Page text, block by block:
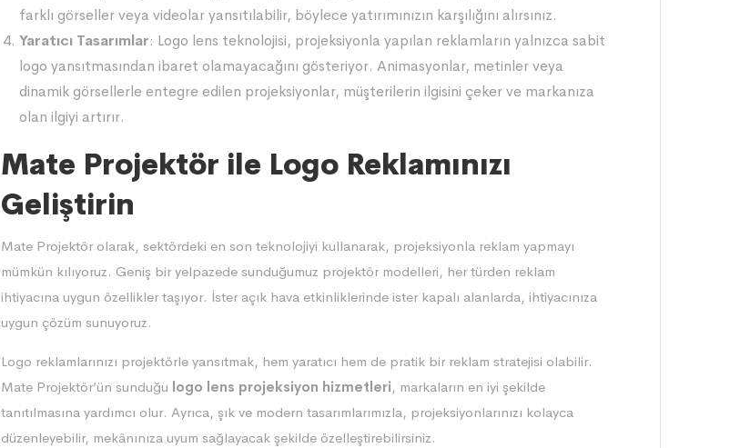
farklı görseller veya videolar yansıtılabilir, böylece yatırımınızın karşılığını alırsınız.
Yaratıcı Tasarımlar: Logo lens teknolojisi, projeksiyonla yapılan reklamların yalnızca sabit
logo yansıtmasından ibaret olamayacağını gösteriyor. Animasyonlar, metinler veya
dinamik görsellerle entegre edilen projeksiyonlar, müşterilerin ilgisini çeker ve markanıza
olan ilgiyi artırır.
Mate Projektör ile Logo Reklamınızı
Geliştirin
Mate Projektörolarak, sektördeki en son teknolojiyi kullanarak, projeksiyonla reklam yapmayı
mümkün kılıyoruz. Geniş bir yelpazede sunduğumuz projektör modelleri, her türden reklam
ihtiyacına uygun özellikler taşıyor. İster açık hava etkinliklerinde ister kapalı alanlarda, ihtiyacınıza
uygun çözüm sunuyoruz.
Logo reklamlarınızı projektörle yansıtmak, hem yaratıcı hem de pratik bir reklam stratejisi olabilir.
Mate Projektör’ün sunduğu logo lens projeksiyon hizmetleri, markaların en iyi şekilde
tanıtılmasına yardımcı olur. Ayrıca, şık ve modern tasarımlarımızla, projeksiyonlarınızı kolayca
düzenleyebilir, mekânınıza uyum sağlayacak şekilde özelleştirebilirsiniz.